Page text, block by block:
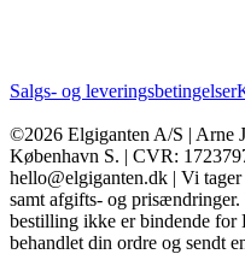
Salgs- og leveringsbetingelser
©2026 Elgiganten A/S | Arne
København S. | CVR:
hello@elgiganten.dk | Vi
samt afgifts- og
bestilling ikke er bindende for
behandlet din ordre og sendt